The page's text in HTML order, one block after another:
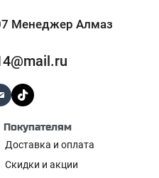
Менеджер Алмаз
Покупателям
Доставка и оплата
Скидки и акции